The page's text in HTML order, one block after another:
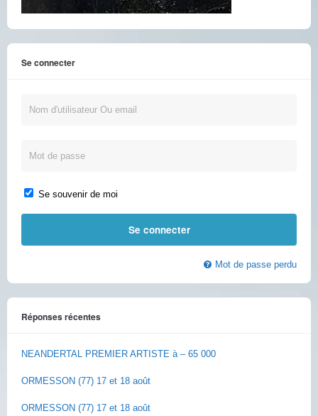
Se connecter
Se souvenir de moi
Mot de passe perdu
Réponses récentes
NEANDERTAL PREMIER ARTISTE à – 65 000
ORMESSON (77) 17 et 18 août
ORMESSON (77) 17 et 18 août